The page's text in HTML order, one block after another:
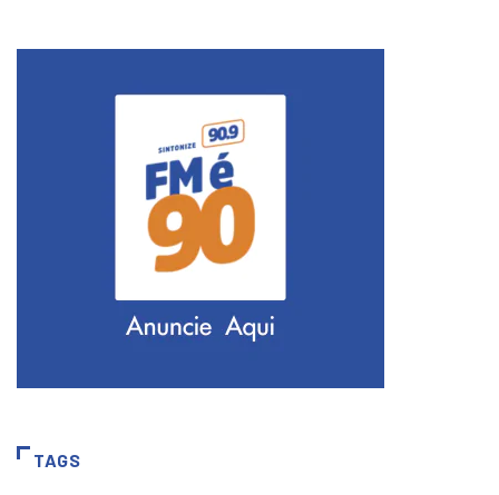
TAGS